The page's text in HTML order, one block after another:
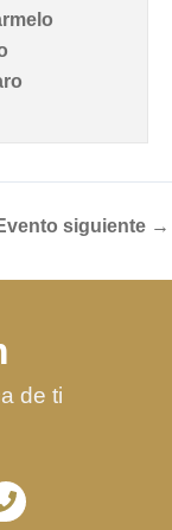
siguiente →
de ti